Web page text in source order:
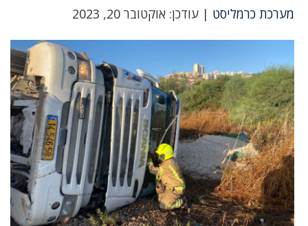
מערכת כרמליסט | עודכן: אוקטובר 20, 2023